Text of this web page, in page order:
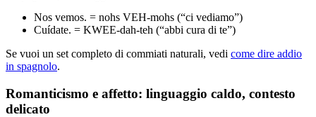
Nos vemos. = nohs VEH-mohs (“ci vediamo”)
Cuídate. = KWEE-dah-teh (“abbi cura di te”)
Se vuoi un set completo di commiati naturali, vedi come dire addio
in spagnolo.
Romanticismo e affetto: linguaggio caldo, contesto
delicato